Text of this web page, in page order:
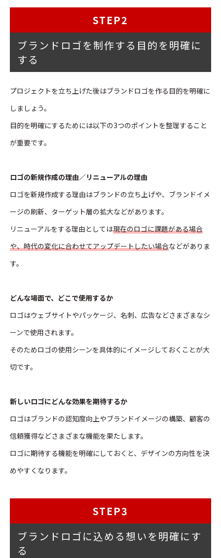
STEP2
ブランドロゴを制作する目的を明確に
する
プロジェクトを立ち上げた後はブランドロゴを作る目的を明確に
しましょう。
目的を明確にするためには以下の3つのポイントを整理すること
が重要です。
ロゴの新規作成の理由／リニューアルの理由
ロゴを新規作成する理由はブランドの立ち上げや、ブランドイメ
ージの刷新、ターゲット層の拡大などがあります。
リニューアルをする理由としては現在のロゴに課題がある場合
や、時代の変化に合わせてアップデートしたい場合などがありま
す。
どんな場面で、どこで使用するか
ロゴはウェブサイトやパッケージ、名刺、広告などさまざまなシ
ーンで使用されます。
そのためロゴの使用シーンを具体的にイメージしておくことが大
切です。
新しいロゴにどんな効果を期待するか
ロゴはブランドの認知度向上やブランドイメージの構築、顧客の
信頼獲得などさまざまな機能を果たします。
ロゴに期待する機能を明確にしておくと、デザインの方向性を決
めやすくなります。
STEP3
ブランドロゴに込める想いを明確にす
る